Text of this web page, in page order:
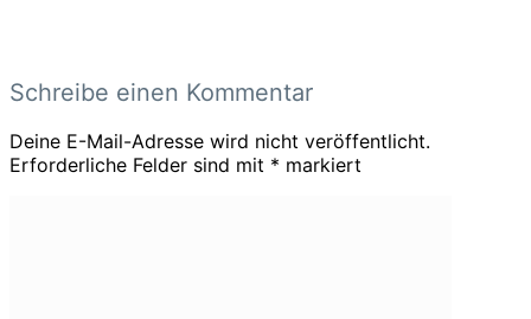
Schreibe einen Kommentar
Deine E-Mail-Adresse wird nicht veröffentlicht.
Erforderliche Felder sind mit * markiert